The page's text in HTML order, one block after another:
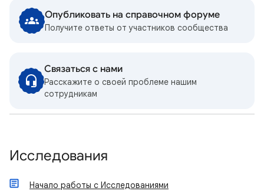
Опубликовать на справочном форуме
Получите ответы от участников сообщества
Связаться с нами
Расскажите о своей проблеме нашим
сотрудникам
Исследования
Начало работы с Исследованиями